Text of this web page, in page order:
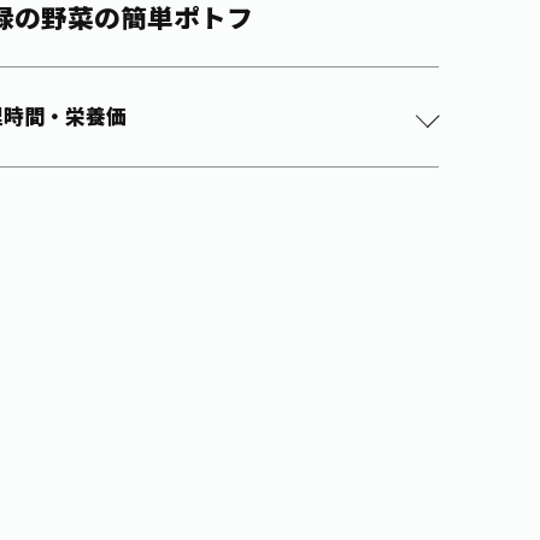
の野菜の簡単ポトフ
間・栄養価